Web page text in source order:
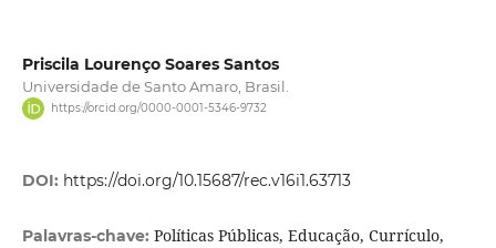
Priscila Lourenço Soares Santos
Universidade de Santo Amaro, Brasil.
https://orcid.org/0000-0001-5346-9732
DOI: https://doi.org/10.15687/rec.v16i1.63713
Palavras-chave: Políticas Públicas, Educação, Currículo,